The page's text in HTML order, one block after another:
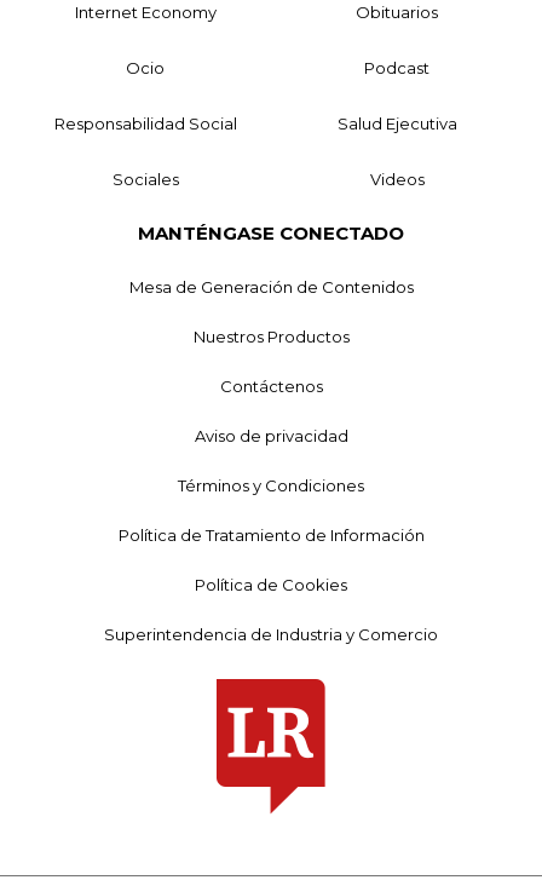
Internet Economy Obituarios
Ocio Podcast
Responsabilidad Social Salud Ejecutiva
Sociales Videos
MANTÉNGASE CONECTADO
Mesa de Generación de Contenidos
Nuestros Productos
Contáctenos
Aviso de privacidad
Términos y Condiciones
Política de Tratamiento de Información
Política de Cookies
Superintendencia de Industria y Comercio